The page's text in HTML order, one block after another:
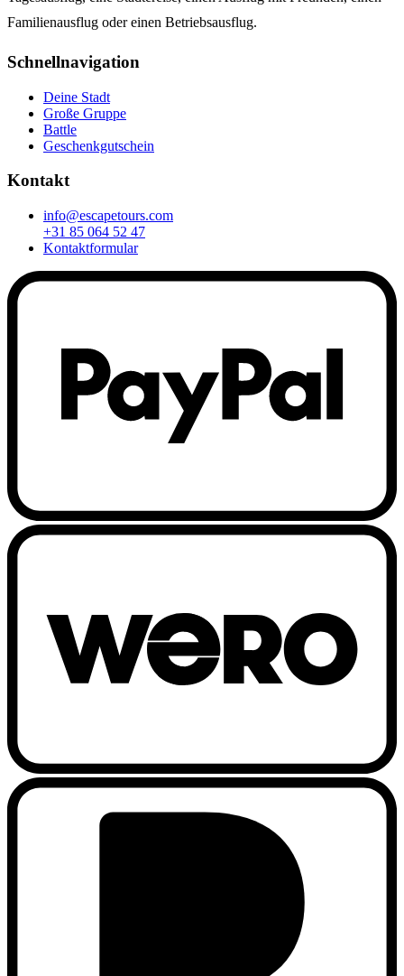
Familienausflug oder einen Betriebsausflug.
Schnellnavigation
Deine Stadt
Große Gruppe
Battle
Geschenkgutschein
Kontakt
info@escapetours.com
+31 85 064 52 47
Kontaktformular